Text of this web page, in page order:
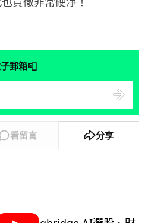
郵箱📮
看留言 分享